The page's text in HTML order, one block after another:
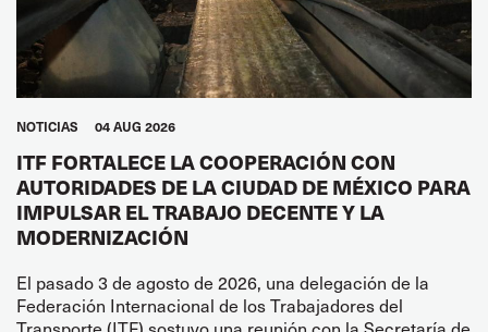
NOTICIAS 04 AUG 2026
ITF FORTALECE LA COOPERACIÓN CON
AUTORIDADES DE LA CIUDAD DE MÉXICO PARA
IMPULSAR EL TRABAJO DECENTE Y LA
MODERNIZACIÓN
El pasado 3 de agosto de 2026, una delegación de la
Federación Internacional de los Trabajadores del